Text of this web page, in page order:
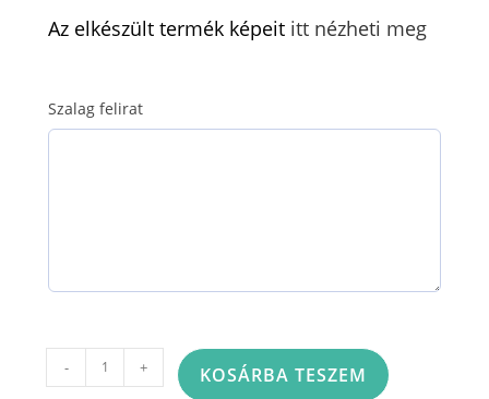
Az elkészült termék képeit itt nézheti meg
Szalag felirat
koszorú
- + KOSÁRBA TESZEM